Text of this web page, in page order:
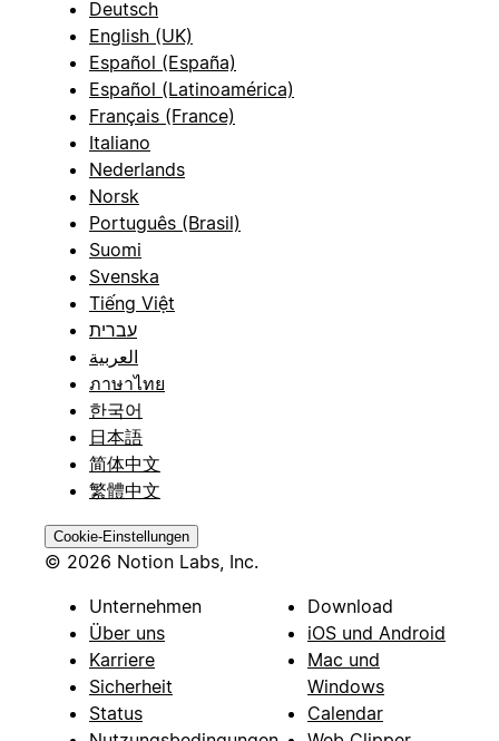
Deutsch
English (UK)
Español (España)
Español (Latinoamérica)
Français (France)
Italiano
Nederlands
Norsk
Português (Brasil)
Suomi
Svenska
Tiếng Việt
עברית
العربية
ภาษาไทย
한국어
日本語
简体中文
繁體中文
Cookie-Einstellungen
© 2026 Notion Labs, Inc.
Unternehmen
Über uns
Karriere
Sicherheit
Status
Download
iOS und Android
Mac und
Windows
Calendar